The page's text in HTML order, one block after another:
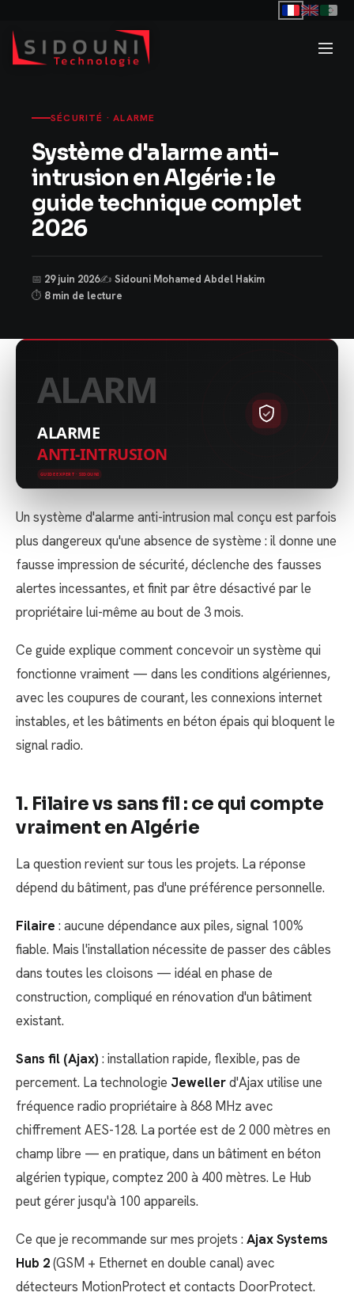
SÉCURITÉ · ALARME
Système d'alarme anti-
intrusion en Algérie : le
guide technique complet
2026
📅 29 juin 2026✍️ Sidouni Mohamed Abdel Hakim
⏱ 8 min de lecture
Un système d'alarme anti-intrusion mal conçu est parfois
plus dangereux qu'une absence de système : il donne une
fausse impression de sécurité, déclenche des fausses
alertes incessantes, et finit par être désactivé par le
propriétaire lui-même au bout de 3 mois.
Ce guide explique comment concevoir un système qui
fonctionne vraiment — dans les conditions algériennes,
avec les coupures de courant, les connexions internet
instables, et les bâtiments en béton épais qui bloquent le
signal radio.
1. Filaire vs sans fil : ce qui compte
vraiment en Algérie
La question revient sur tous les projets. La réponse
dépend du bâtiment, pas d'une préférence personnelle.
Filaire : aucune dépendance aux piles, signal 100%
fiable. Mais l'installation nécessite de passer des câbles
dans toutes les cloisons — idéal en phase de
construction, compliqué en rénovation d'un bâtiment
existant.
Sans fil (Ajax) : installation rapide, flexible, pas de
percement. La technologie Jewellerd'Ajax utilise une
fréquence radio propriétaire à 868 MHz avec
chiffrement AES-128. La portée est de 2 000 mètres en
champ libre — en pratique, dans un bâtiment en béton
algérien typique, comptez 200 à 400 mètres. Le Hub
peut gérer jusqu'à 100 appareils.
Ce que je recommande sur mes projets : Ajax Systems
Hub 2(GSM + Ethernet en double canal) avec
détecteurs MotionProtect et contacts DoorProtect.